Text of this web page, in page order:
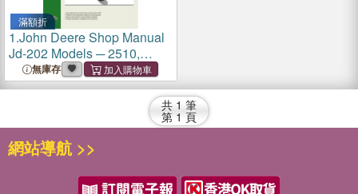
滿額折
1.John Deere Shop Manual
Jd-202 Models ─ 2510,
2520, 2040, 2240, 2440,
2640, 2840, 4040, 4240,
無庫存
共 1 筆
第 1 頁
網站導航 >>